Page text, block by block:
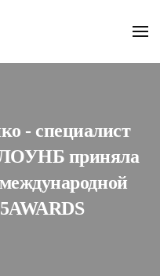
- специалист
ЛОУНБ приняла